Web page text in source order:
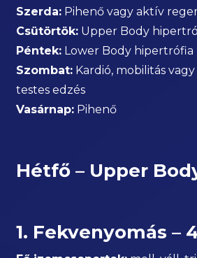
Szerda: Pihenő vagy aktív
Csütörtök: Upper Body
Péntek: Lower Body hipertrófia
Szombat: Kardió, mobilitás
testes edzés
Vasárnap: Pihenő
Hétfő – Upper
1. Fekvenyomás –